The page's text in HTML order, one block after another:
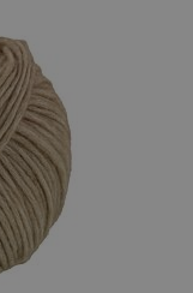
VERLANGLIJST